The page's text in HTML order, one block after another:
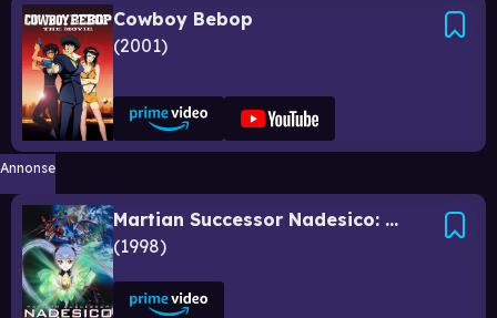
Cowboy Bebop
2001
Annonse
Martian Successor Nadesico: The Motion Picture - Prince of Darkness
1998